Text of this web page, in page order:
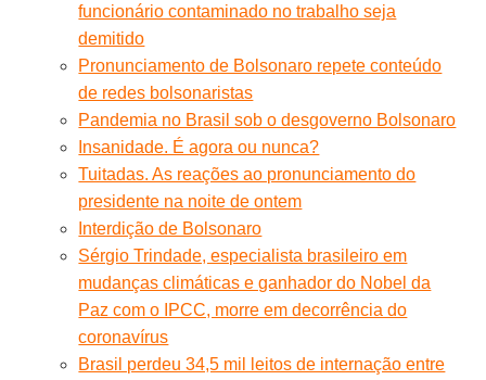
funcionário contaminado no trabalho seja
demitido
Pronunciamento de Bolsonaro repete conteúdo
de redes bolsonaristas
Pandemia no Brasil sob o desgoverno Bolsonaro
Insanidade. É agora ou nunca?
Tuitadas. As reações ao pronunciamento do
presidente na noite de ontem
Interdição de Bolsonaro
Sérgio Trindade, especialista brasileiro em
mudanças climáticas e ganhador do Nobel da
Paz com o IPCC, morre em decorrência do
coronavírus
Brasil perdeu 34,5 mil leitos de internação entre